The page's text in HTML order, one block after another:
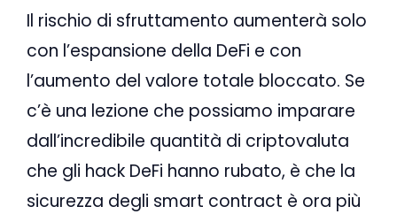
Il rischio di sfruttamento aumenterà solo
con l’espansione della DeFi e con
l’aumento del valore totale bloccato. Se
c’è una lezione che possiamo imparare
dall’incredibile quantità di criptovaluta
che gli hack DeFi hanno rubato, è che la
sicurezza degli smart contract è ora più